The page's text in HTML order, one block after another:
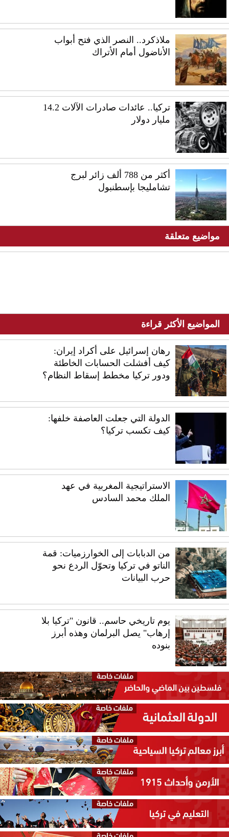
ملاذكرد.. النصر الذي فتح أبواب
الأناضول أمام الأتراك
تركيا.. عائدات صادرات الآلات 14.2
مليار دولار
أكثر من 788 ألف زائر لبرج
تشامليجا بإسطنبول
مواضيع متعلقة
المواضيع الأكثر قراءة
رهان إسرائيل على أكراد إيران:
كيف أفشلت الحسابات الخاطئة
ودور تركيا مخطط إسقاط النظام؟
الدولة التي جعلت العاصفة خلفها:
كيف تكسب تركيا؟
الاستراتيجية المغربية في عهد
الملك محمد السادس
من الدبابات إلى الخوارزميات: قمة
الناتو في تركيا وتحوّل الردع نحو
حرب البيانات
يوم تاريخي حاسم.. قانون "تركيا بلا
إرهاب" يصل البرلمان وهذه أبرز
بنوده